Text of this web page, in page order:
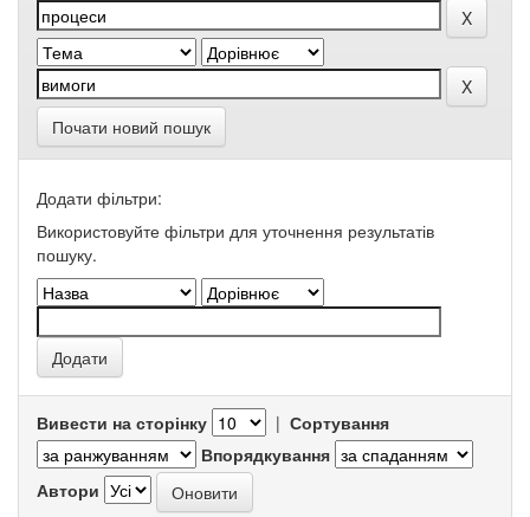
Почати новий пошук
Додати фільтри:
Використовуйте фільтри для уточнення результатів
пошуку.
Вивести на сторінку | Сортування
Впорядкування
Автори